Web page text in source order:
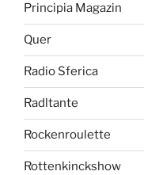
Principia Magazin
Quer
Radio Sferica
Radltante
Rockenroulette
Rottenkinckshow